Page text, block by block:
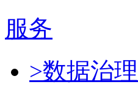
服务
>数据治